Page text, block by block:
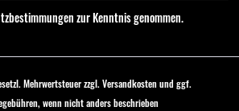
zur Kenntnis genommen.
Mehrwertsteuer zzgl. Versandkostenund ggf.
wenn nicht anders beschrieben